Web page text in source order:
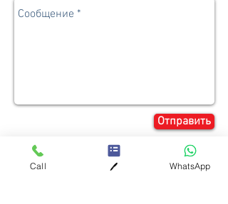
Отправить
Call 🖊️ WhatsApp